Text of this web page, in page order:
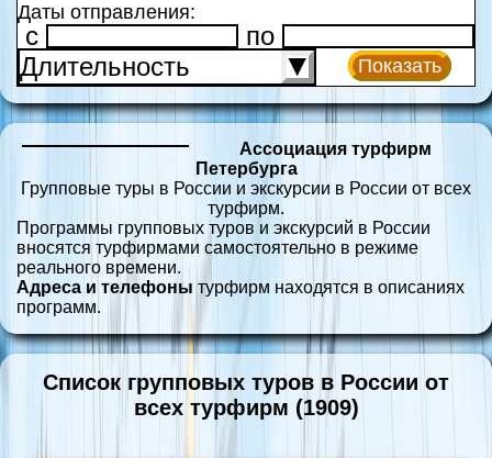
Даты отправления:
c
по
Длительность
Показать
Ассоциация турфирм
Петербурга
Групповые туры в России и экскурсии в России от всех
турфирм.
Программы групповых туров и экскурсий в России
вносятся турфирмами самостоятельно в режиме
реального времени.
Адреса и телефоны турфирм находятся в описаниях
программ.
Список групповых туров в России от
всех турфирм (1909)